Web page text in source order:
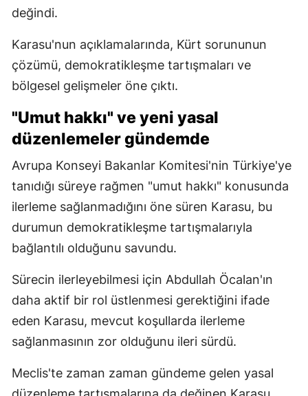
değindi.
Karasu'nun açıklamalarında, Kürt sorununun
çözümü, demokratikleşme tartışmaları ve
bölgesel gelişmeler öne çıktı.
"Umut hakkı" ve yeni yasal
düzenlemeler gündemde
Avrupa Konseyi Bakanlar Komitesi'nin Türkiye'ye
tanıdığı süreye rağmen "umut hakkı" konusunda
ilerleme sağlanmadığını öne süren Karasu, bu
durumun demokratikleşme tartışmalarıyla
bağlantılı olduğunu savundu.
Sürecin ilerleyebilmesi için Abdullah Öcalan'ın
daha aktif bir rol üstlenmesi gerektiğini ifade
eden Karasu, mevcut koşullarda ilerleme
sağlanmasının zor olduğunu ileri sürdü.
Meclis'te zaman zaman gündeme gelen yasal